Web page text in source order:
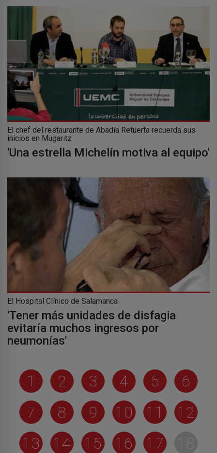
El chef del restaurante de Abadía Retuerta recuerda sus
inicios en Mugaritz
'Una estrella Michelín motiva al equipo'
El Hospital Clínico de Salamanca
'Tener más unidades de disfagia
evitaría muchos ingresos por
neumonías'
1 2 3 4 5
6
7
8 9 10 11
12
13
14 15 16 17 18